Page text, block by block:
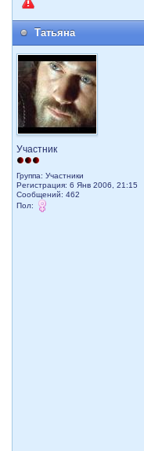
Татьяна
Участник
Группа: Участники
Регистрация: 6 Янв 2006, 21:15
Сообщений: 462
Пол: